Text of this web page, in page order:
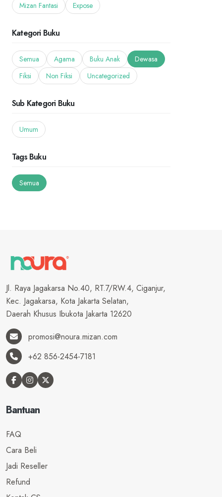
Mizan Fantasi
Expose
Kategori Buku
Semua Agama Buku Anak
Dewasa
Fiksi
Non Fiksi Uncategorized
Sub Kategori Buku
Umum
Tags Buku
Semua
Jl. Raya Jagakarsa No.40, RT.7/RW.4, Ciganjur,
Kec. Jagakarsa, Kota Jakarta Selatan,
Daerah Khusus Ibukota Jakarta 12620
promosi@noura.mizan.com
+62 856-2454-7181
Bantuan
FAQ
Cara Beli
Jadi Reseller
Refund